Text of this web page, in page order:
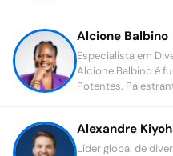
Alcione Balbino
Especialista em
Alcione Balbino é
Potentes.
transformação
Alexandre
Líder global de